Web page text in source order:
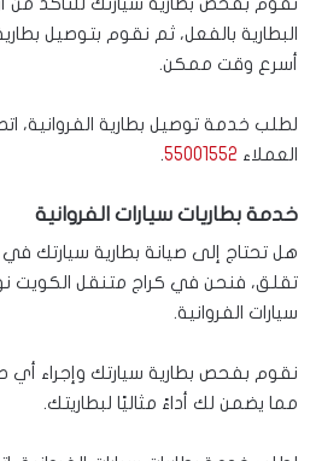
البطارية بالفعل، ثم نقوم بتوصيل
أسرع وقت ممكن.
لطلب خدمة توصيل بطارية الفروانية،
العملاء 55001552
.
خدمة بطاريات سيارات الفروانية
هل تحتاج إلى صيانة بطارية سيارتك في
تقلق، فنحن في كراج متنقل الكويت
سيارات الفروانية.
نقوم بفحص بطارية سيارتك وإجراء أي
مما يضمن لك أداءً مثاليًا لبطاريتك.